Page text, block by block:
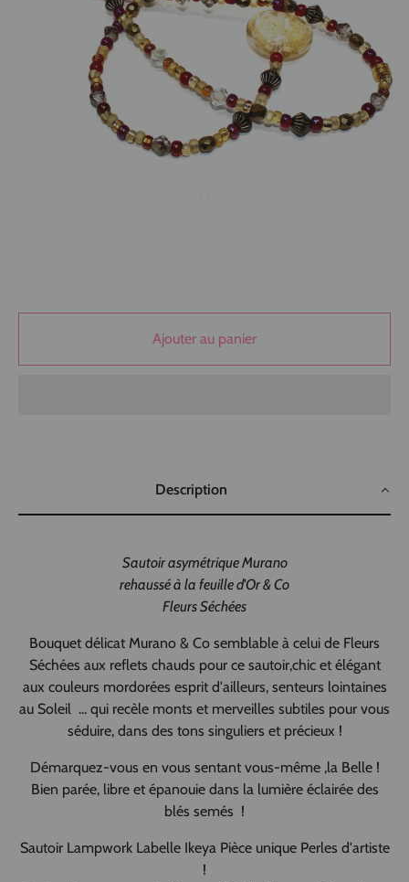
Ajouter au panier
Description
Sautoir asymétrique Murano
rehaussé à la feuille d'Or & Co
Fleurs Séchées
Bouquet délicat Murano & Co semblable à celui de Fleurs
Séchées aux reflets chauds pour ce sautoir,chic et élégant
aux couleurs mordorées esprit d'ailleurs, senteurs lointaines
au Soleil ... qui recèle monts et merveilles subtiles pour vous
séduire, dans des tons singuliers et précieux !
Démarquez-vous en vous sentant vous-même ,la Belle !
Bien parée, libre et épanouie dans la lumière éclairée des
blés semés !
Sautoir Lampwork Labelle Ikeya Pièce unique Perles d'artiste
!